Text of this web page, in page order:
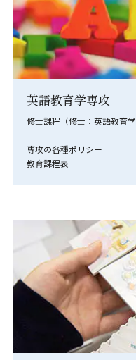
英語教育学専攻
修士課程（修士：英語教育学
専攻の各種ポリシー
教育課程表